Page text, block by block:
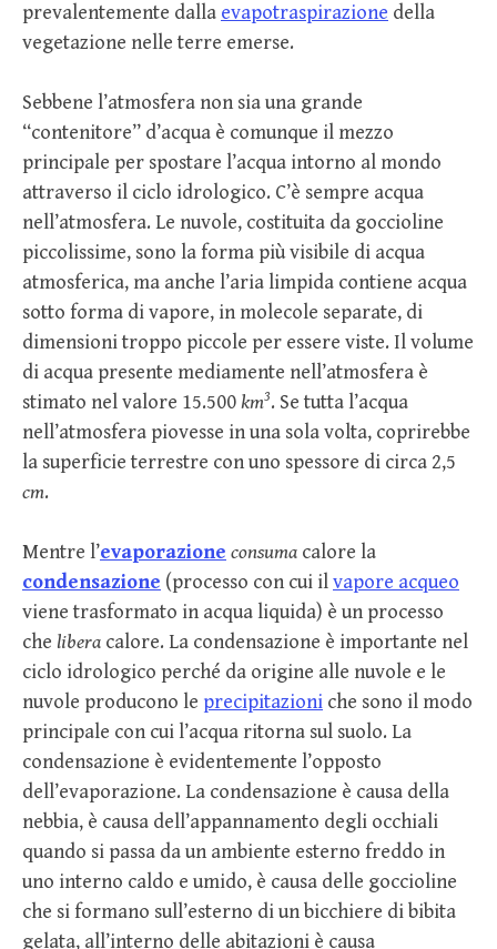
prevalentemente dalla evapotraspirazione della
vegetazione nelle terre emerse.
Sebbene l’atmosfera non sia una grande
“contenitore” d’acqua è comunque il mezzo
principale per spostare l’acqua intorno al mondo
attraverso il ciclo idrologico. C’è sempre acqua
nell’atmosfera. Le nuvole, costituita da goccioline
piccolissime, sono la forma più visibile di acqua
atmosferica, ma anche l’aria limpida contiene acqua
sotto forma di vapore, in molecole separate, di
dimensioni troppo piccole per essere viste. Il volume
di acqua presente mediamente nell’atmosfera è
stimato nel valore 15.500km3. Se tutta l’acqua
nell’atmosfera piovesse in una sola volta, coprirebbe
la superficie terrestre con uno spessore di circa 2,5
cm.
Mentre l’evaporazione consuma calore la
condensazione (processo con cui ilvapore acqueo
viene trasformato in acqua liquida) è un processo
che libera calore. La condensazione è importante nel
ciclo idrologico perché da origine alle nuvole e le
nuvole producono le precipitazioni che sono il modo
principale con cui l’acqua ritorna sul suolo. La
condensazione è evidentemente l’opposto
dell’evaporazione. La condensazione è causa della
nebbia, è causa dell’appannamento degli occhiali
quando si passa da un ambiente esterno freddo in
uno interno caldo e umido, è causa delle goccioline
che si formano sull’esterno di un bicchiere di bibita
gelata, all’interno delle abitazioni è causa